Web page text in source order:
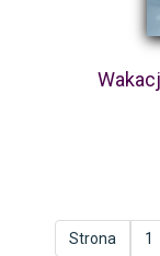
Strona 1